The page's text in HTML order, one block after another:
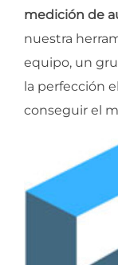
medición de
nuestra
equipo, un
la perfección
conseguir el